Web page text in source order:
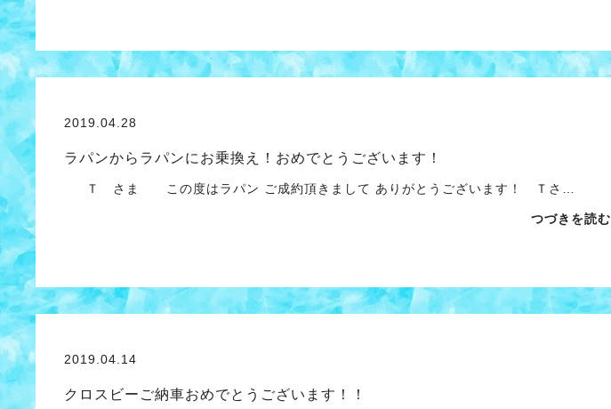
2019.04.28
ラパンからラパンにお乗換え！おめでとうございます！
Ｔ さま この度はラパン ご成約頂きまして ありがとうございます！ Ｔさ…
つづきを読む
2019.04.14
クロスビーご納車おめでとうございます！！